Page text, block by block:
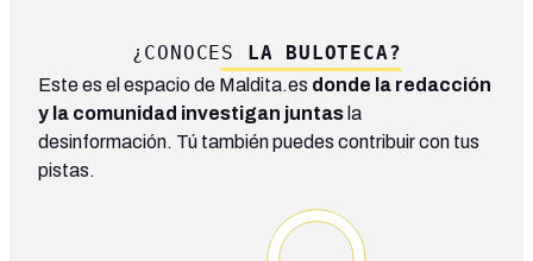
¿CONOCES LA BULOTECA?
Este es el espacio de Maldita.es donde la redacción
y la comunidad investigan juntas la
desinformación. Tú también puedes contribuir con tus
pistas.